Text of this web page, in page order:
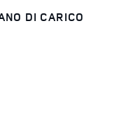
DI CARICO